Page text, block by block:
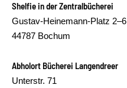
Shelfie in der Zentralbücherei
Gustav-Heinemann-Platz 2–6
44787 Bochum
Abholort Bücherei Langendreer
Unterstr. 71